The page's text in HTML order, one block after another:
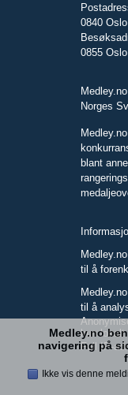
0840 Oslo
0855 Oslo
Norges
blant
til å
til å
kun lokalt.
Full IP-
Medley.no
navigering på
Ikke vis denne